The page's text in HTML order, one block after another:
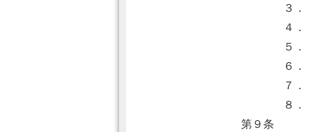
３．
４．
５．
６．
７．
８．
第９条